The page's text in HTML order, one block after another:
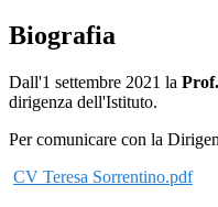
Biografia
Dall'1 settembre 2021 la
dirigenza dell'Istituto.
Per comunicare con la
CV Teresa Sorrentino.pdf